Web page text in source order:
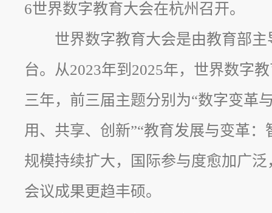
6世界数字教育大会在杭州召开。
世界数字教育大会是由教育部
台。从2023年到2025年，世界数字
三年，前三届主题分别为“数字变革
用、共享、创新”“教育发展与变革
规模持续扩大，国际参与度愈加广
会议成果更趋丰硕。